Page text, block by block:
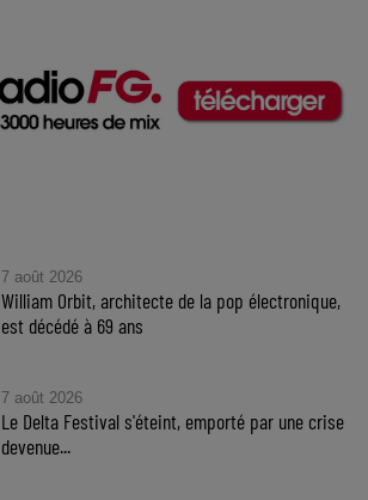
7 août 2026
William Orbit, architecte de la pop électronique,
est décédé à 69 ans
7 août 2026
Le Delta Festival s'éteint, emporté par une crise
devenue...